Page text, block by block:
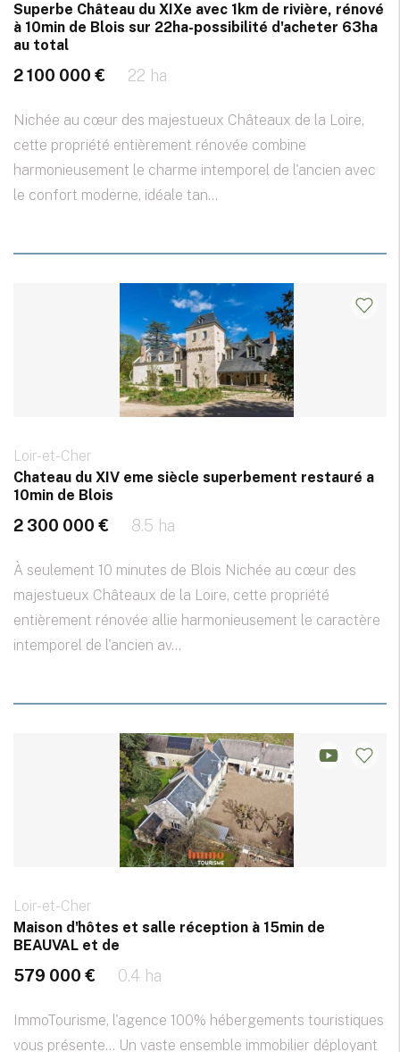
Superbe Château du XIXe avec 1km de rivière, rénové
à 10min de Blois sur 22ha-possibilité d'acheter 63ha
au total
2 100 000 € 22 ha
Nichée au cœur des majestueux Châteaux de la Loire,
cette propriété entièrement rénovée combine
harmonieusement le charme intemporel de l'ancien avec
le confort moderne, idéale tan...
Loir-et-Cher
Chateau du XIV eme siècle superbement restauré a
10min de Blois
2 300 000 € 8.5 ha
À seulement 10 minutes de Blois Nichée au cœur des
majestueux Châteaux de la Loire, cette propriété
entièrement rénovée allie harmonieusement le caractère
intemporel de l'ancien av...
Loir-et-Cher
Maison d'hôtes et salle réception à 15min de
BEAUVAL et de
579 000 € 0.4 ha
ImmoTourisme, l'agence 100% hébergements touristiques
vous présente... Un vaste ensemble immobilier déployant